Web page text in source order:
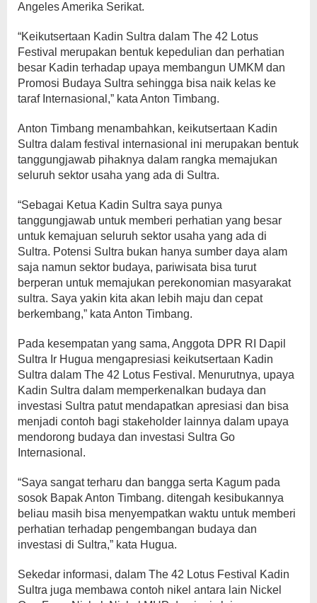
Angeles Amerika Serikat.
“Keikutsertaan Kadin Sultra dalam The 42 Lotus
Festival merupakan bentuk kepedulian dan perhatian
besar Kadin terhadap upaya membangun UMKM dan
Promosi Budaya Sultra sehingga bisa naik kelas ke
taraf Internasional,” kata Anton Timbang.
Anton Timbang menambahkan, keikutsertaan Kadin
Sultra dalam festival internasional ini merupakan bentuk
tanggungjawab pihaknya dalam rangka memajukan
seluruh sektor usaha yang ada di Sultra.
“Sebagai Ketua Kadin Sultra saya punya
tanggungjawab untuk memberi perhatian yang besar
untuk kemajuan seluruh sektor usaha yang ada di
Sultra. Potensi Sultra bukan hanya sumber daya alam
saja namun sektor budaya, pariwisata bisa turut
berperan untuk memajukan perekonomian masyarakat
sultra. Saya yakin kita akan lebih maju dan cepat
berkembang,” kata Anton Timbang.
Pada kesempatan yang sama, Anggota DPR RI Dapil
Sultra Ir Hugua mengapresiasi keikutsertaan Kadin
Sultra dalam The 42 Lotus Festival. Menurutnya, upaya
Kadin Sultra dalam memperkenalkan budaya dan
investasi Sultra patut mendapatkan apresiasi dan bisa
menjadi contoh bagi stakeholder lainnya dalam upaya
mendorong budaya dan investasi Sultra Go
Internasional.
“Saya sangat terharu dan bangga serta Kagum pada
sosok Bapak Anton Timbang. ditengah kesibukannya
beliau masih bisa menyempatkan waktu untuk memberi
perhatian terhadap pengembangan budaya dan
investasi di Sultra,” kata Hugua.
Sekedar informasi, dalam The 42 Lotus Festival Kadin
Sultra juga membawa contoh nikel antara lain Nickel